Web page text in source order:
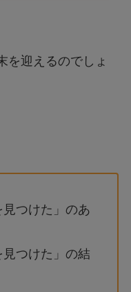
を迎えるのでしょ
つけた」のあ
つけた」の結